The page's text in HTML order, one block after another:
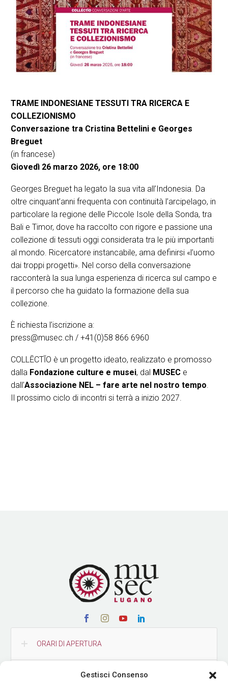
Gestisci Consenso
TRAME INDONESIANE TESSUTI TRA RICERCA E
COLLEZIONISMO
Conversazione tra Cristina Bettelini e Georges
Breguet
(in francese)
Giovedì 26 marzo 2026, ore 18:00
Georges Breguet ha legato la sua vita all’Indonesia. Da
oltre cinquant’anni frequenta con continuità l’arcipelago, in
particolare la regione delle Piccole Isole della Sonda, tra
Bali e Timor, dove ha raccolto con rigore e passione una
collezione di tessuti oggi considerata tra le più importanti
al mondo. Ricercatore instancabile, ama definirsi «l’uomo
dai troppi progetti». Nel corso della conversazione
racconterà la sua lunga esperienza di ricerca sul campo e
il percorso che ha guidato la formazione della sua
collezione.
È richiesta l’iscrizione a:
press@musec.ch / +41(0)58 866 6960
COLLĒCTĬO è un progetto ideato, realizzato e promosso
dalla Fondazione culture e musei, dal MUSEC e
dall’Associazione NEL – fare arte nel nostro tempo.
Il prossimo ciclo di incontri si terrà a inizio 2027.
ORARI DI APERTURA